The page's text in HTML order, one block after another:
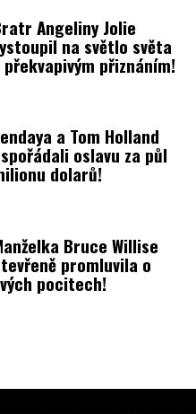
Angeliny Jolie
na světlo světa
překvapivým přiznáním!
a Tom Holland
oslavu za půl
dolarů!
Bruce Willise
promluvila o
pocitech!